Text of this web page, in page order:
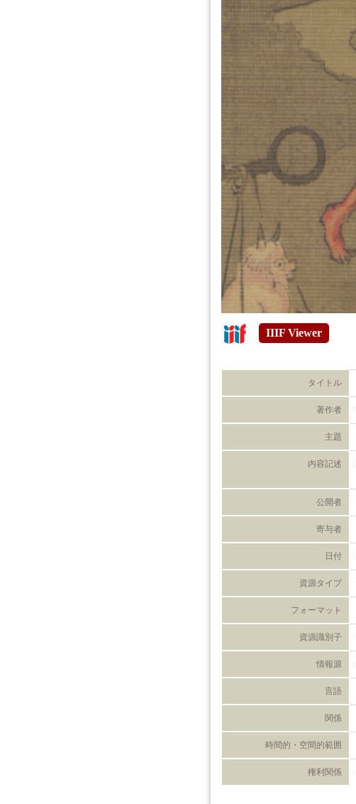
IIIF Viewer
タイトル
著作者
主題
内容記述
公開者
寄与者
日付
資源タイプ
フォーマット
資源識別子
情報源
言語
関係
時間的・空間的範囲
権利関係